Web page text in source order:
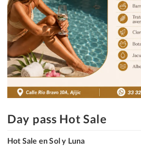
Day pass Hot Sale
Hot Sale en Sol y Luna